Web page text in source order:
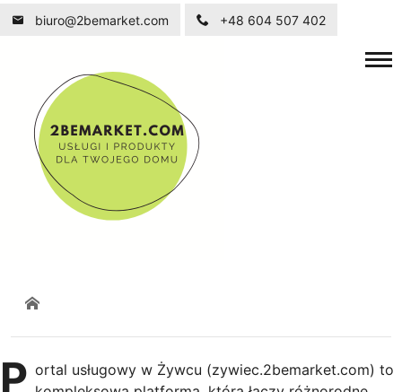
biuro@2bemarket.com +48 604 507 402
P ortal usługowy w Żywcu (zywiec.2bemarket.com) to